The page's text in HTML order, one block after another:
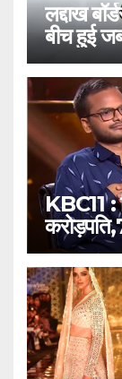
लद्दाख
बीच हुई
KBC11 :